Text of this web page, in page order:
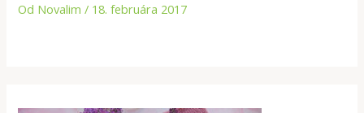
Od Novalim/ 18. februára 2017